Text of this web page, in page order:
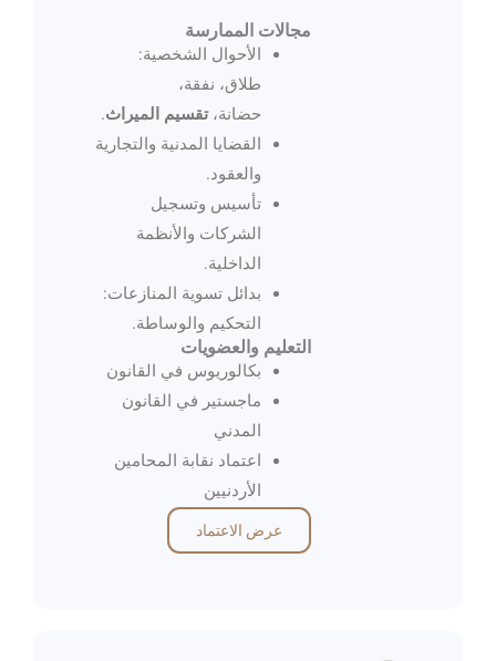
مجالات الممارسة
الأحوال الشخصية:
طلاق، نفقة،
حضانة،تقسيم الميراث.
القضايا المدنية والتجارية
والعقود.
تأسيس وتسجيل
الشركات والأنظمة
الداخلية.
بدائل تسوية المنازعات:
التحكيم والوساطة.
التعليم والعضويات
بكالوريوس في القانون
ماجستير في القانون
المدني
اعتماد نقابة المحامين
الأردنيين
عرض الاعتماد